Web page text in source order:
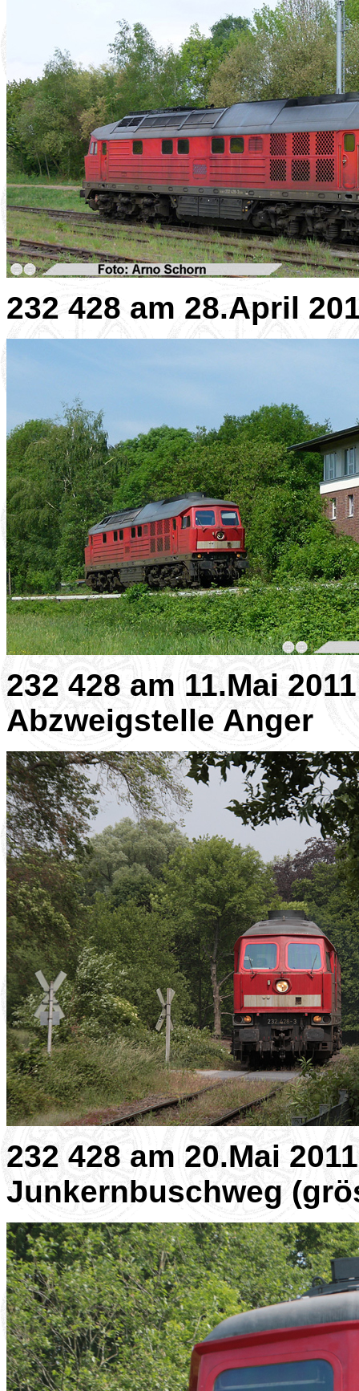
232 428 am 28.April
232 428 am 11.Mai
Abzweigstelle Anger
232 428 am 20.Mai
Junkernbuschweg